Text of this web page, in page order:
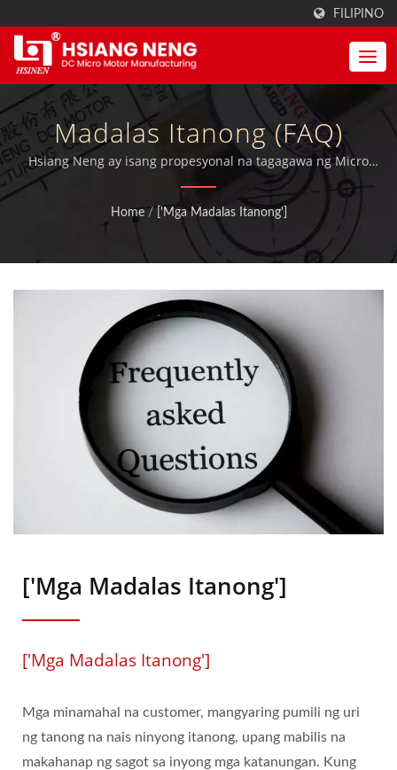
FILIPINO
Madalas Itanong (FAQ)
Hsiang Neng ay isang propesyonal na tagagawa ng Micro
Motor para sa Precision DC Motors at Geared Motors.
Home / ['Mga Madalas Itanong']
['Mga Madalas Itanong']
['Mga Madalas Itanong']
Mga minamahal na customer, mangyaring pumili ng uri
ng tanong na nais ninyong itanong, upang mabilis na
makahanap ng sagot sa inyong mga katanungan. Kung